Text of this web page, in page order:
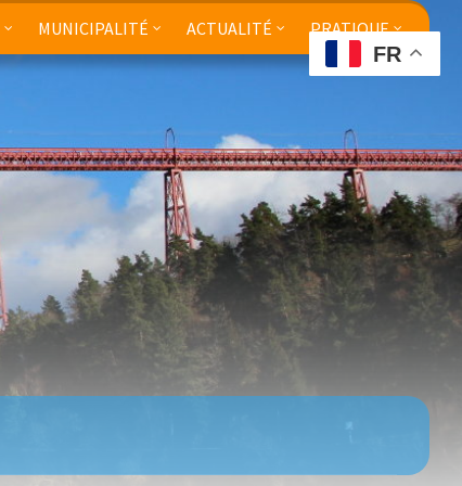
MUNICIPALITÉ ACTUALITÉ
PRATIQUE
FR